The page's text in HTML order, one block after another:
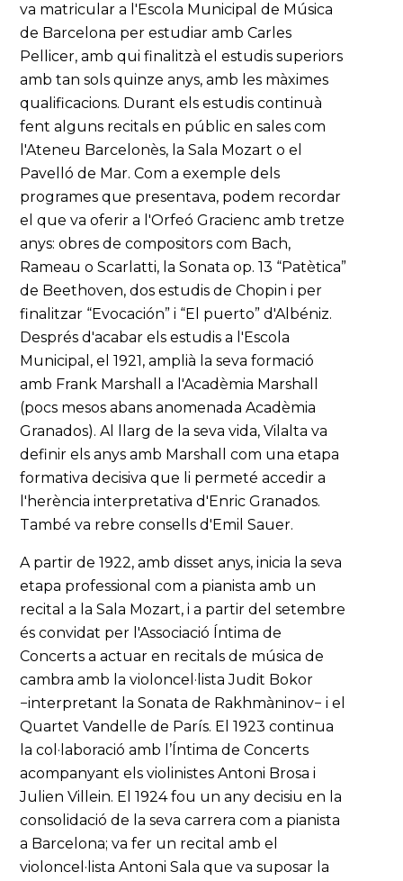
va matricular a l'Escola Municipal de Música
de Barcelona per estudiar amb Carles
Pellicer, amb qui finalitzà el estudis superiors
amb tan sols quinze anys, amb les màximes
qualificacions. Durant els estudis continuà
fent alguns recitals en públic en sales com
l'Ateneu Barcelonès, la Sala Mozart o el
Pavelló de Mar. Com a exemple dels
programes que presentava, podem recordar
el que va oferir a l'Orfeó Gracienc amb tretze
anys: obres de compositors com Bach,
Rameau o Scarlatti, la Sonata op. 13 “Patètica”
de Beethoven, dos estudis de Chopin i per
finalitzar “Evocación” i “El puerto” d'Albéniz.
Després d'acabar els estudis a l'Escola
Municipal, el 1921, amplià la seva formació
amb Frank Marshall a l'Acadèmia Marshall
(pocs mesos abans anomenada Acadèmia
Granados). Al llarg de la seva vida, Vilalta va
definir els anys amb Marshall com una etapa
formativa decisiva que li permeté accedir a
l'herència interpretativa d'Enric Granados.
També va rebre consells d'Emil Sauer.
A partir de 1922, amb disset anys, inicia la seva
etapa professional com a pianista amb un
recital a la Sala Mozart, i a partir del setembre
és convidat per l'Associació Íntima de
Concerts a actuar en recitals de música de
cambra amb la violoncel·lista Judit Bokor
−interpretant la Sonata de Rakhmàninov− i el
Quartet Vandelle de París. El 1923 continua
la col·laboració amb l’Íntima de Concerts
acompanyant els violinistes Antoni Brosa i
Julien Villein. El 1924 fou un any decisiu en la
consolidació de la seva carrera com a pianista
a Barcelona; va fer un recital amb el
violoncel·lista Antoni Sala que va suposar la